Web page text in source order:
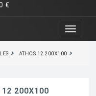
€
ATHOS 12 200X100
200X100